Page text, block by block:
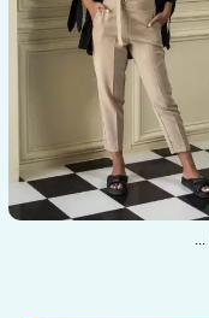
عکاسی پوشاک